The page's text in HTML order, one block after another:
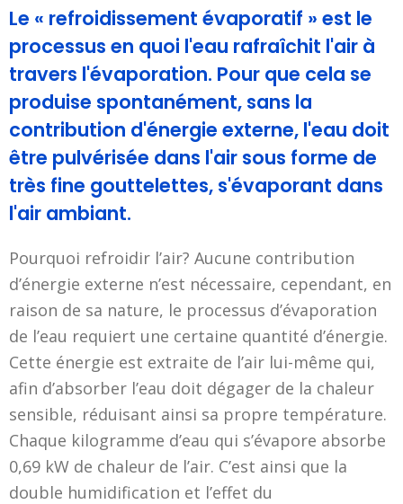
Le « refroidissement évaporatif » est le
processus en quoi l'eau rafraîchit l'air à
travers l'évaporation. Pour que cela se
produise spontanément, sans la
contribution d'énergie externe, l'eau doit
être pulvérisée dans l'air sous forme de
très fine gouttelettes, s'évaporant dans
l'air ambiant.
Pourquoi refroidir l’air? Aucune contribution
d’énergie externe n’est nécessaire, cependant, en
raison de sa nature, le processus d’évaporation
de l’eau requiert une certaine quantité d’énergie.
Cette énergie est extraite de l’air lui-même qui,
afin d’absorber l’eau doit dégager de la chaleur
sensible, réduisant ainsi sa propre température.
Chaque kilogramme d’eau qui s’évapore absorbe
0,69 kW de chaleur de l’air. C’est ainsi que la
double humidification et l’effet du